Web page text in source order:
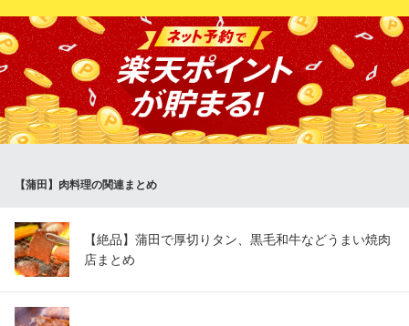
を入れることにより極上の逸品へと進化させます。
絶品の焼肉Ryu 西蒲田
蒲田駅近くにある焼肉店
ＪＲ京浜東北線蒲田駅 徒歩3分
東京都大田区西蒲田7-5-14 シティプラザ蒲田2F
【蒲田】肉料理の関連まとめ
【絶品】蒲田で厚切りタン、黒毛和牛などうまい焼肉
店まとめ